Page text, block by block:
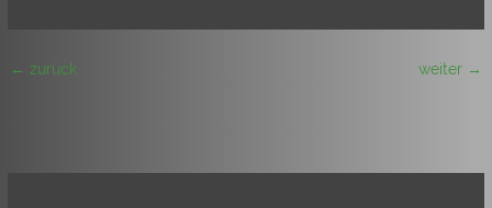
← zurück weiter →